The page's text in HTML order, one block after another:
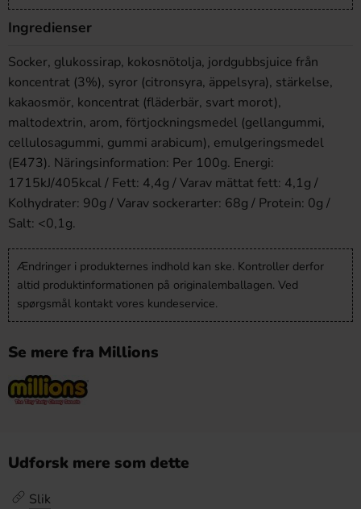
Ingredienser
Socker, glukossirap, kokosnötolja, jordgubbsjuice från
koncentrat (3%), syror (citronsyra, äppelsyra), stärkelse,
kakaosmör, koncentrat (fläderbär, svart morot),
maltodextrin, arom, förtjockningsmedel (gellangummi,
cellulosagummi, gummi arabicum), emulgeringsmedel
(E473). Näringsinformation: Per 100g. Energi:
1715kJ/405kcal / Fett: 4,4g / Varav mättat fett: 4,1g /
Kolhydrater: 90g / Varav sockerarter: 68g / Protein: 0g /
Salt: <0,1g.
Ændringer i produkternes indhold kan ske. Kontroller derfor
altid produktinformationen på originalemballagen. Ved
spørgsmål kontakt vores kundeservice.
Se mere fra Millions
Udforsk mere som dette
Slik